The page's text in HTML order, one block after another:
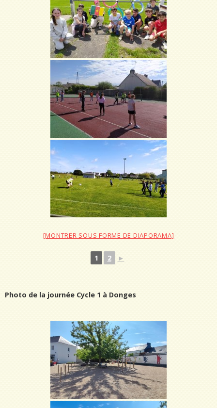
[MONTRER SOUS FORME DE DIAPORAMA]
1 2 ►
Photo de la journée Cycle 1 à Donges